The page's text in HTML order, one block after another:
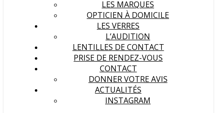
LES MARQUES
OPTICIEN À DOMICILE
LES VERRES
L’AUDITION
LENTILLES DE CONTACT
PRISE DE RENDEZ-VOUS
CONTACT
DONNER VOTRE AVIS
ACTUALITÉS
INSTAGRAM